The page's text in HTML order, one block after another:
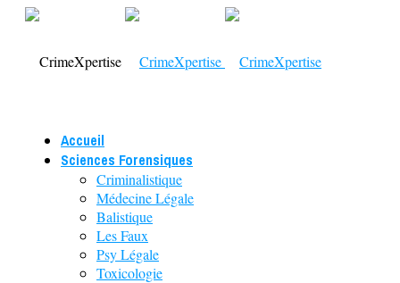
Accueil
Sciences Forensiques
Criminalistique
Médecine Légale
Balistique
Les Faux
Psy Légale
Toxicologie